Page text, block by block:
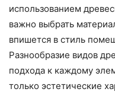
использованием
важно выбрать
впишется в стиль
Разнообразие видов
подхода к каждому
только эстетические